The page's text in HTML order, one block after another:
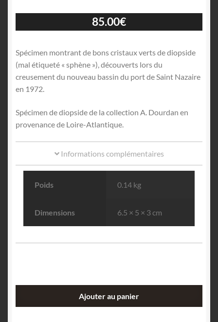
85.00€
Spécimen montrant de bons cristaux verts de diopside
(mal étiqueté « sphène »), découverts lors du
creusement du nouveau bassin du port de Saint Nazaire
en 1972.
Spécimen de diopside de la collection A. Dourdan en
provenance de Loire-Atlantique.
Informations complémentaires
Poids 0.14 kg
Dimensions 6.5 × 5 × 3 cm
Ajouter au panier